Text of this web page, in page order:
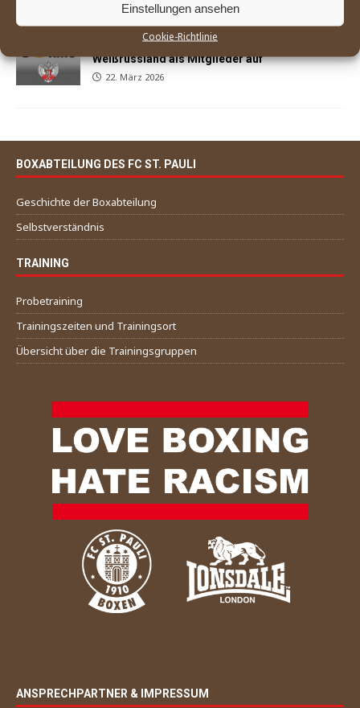
Einstellungen ansehen
Cookie-Richtlinie
World Boxing nimmt Russland und
Weißrussland als Mitglieder auf
22. März 2026
BOXABTEILUNG DES FC ST. PAULI
Geschichte der Boxabteilung
Selbstverständnis
TRAINING
Probetraining
Trainingszeiten und Trainingsort
Übersicht über die Trainingsgruppen
ANSPRECHPARTNER & IMPRESSUM